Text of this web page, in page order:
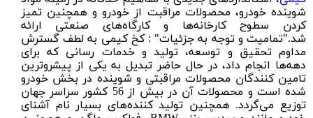
شوینده خودرو، محصولات مراقبت از خودرو و همچنین تمیز
کردن سطوح کارخانه‌ها و کارگاه‌های صنعتی ارائه
شد."تمامیت و توجه به جزئیات" : کخ کیمی به لطف گسترش
مداوم تحقیق و توسعه، تولید و خدمات رسانی که برای
دهه‌ها انجام داد، در حال حاضر تبدیل به یکی از پیشرو‌ترین
تامین کنندگان محصولات مراقبتی و شوینده در بخش خودرو
شده است و محصولات آن در بیش از 56 کشور سراسر جهان
توزیع می‌گردد. همچنین تولید کننده‌های بسیار نام آشنای